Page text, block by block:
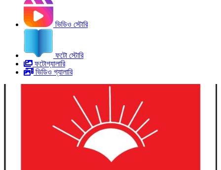
ভিডিও স্টোরি
ফটো স্টোরি
ফটোগ্যালারি
ভিডিও গ্যালারি